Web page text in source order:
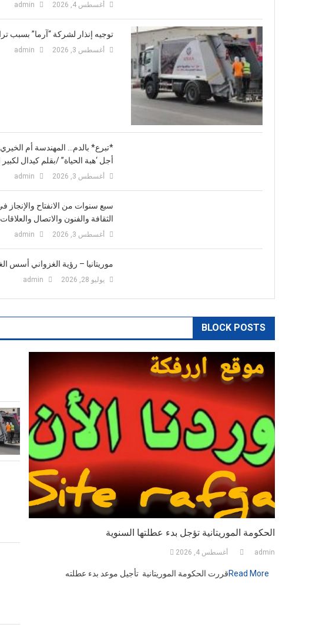
أغسطس 4, 2026 admin
توجيه إنذار لشركة “آرما” بسبب
أغسطس 3, 2026 admin
*تبرع* بالدم… المهندسة أم
أجل ‘هبة الحياة” /بقلم كيدال لكبير
أغسطس 3, 2026 admin
سبع سنوات من الانفتاح
الثقافة والفنون والاتصال
أغسطس 3, 2026 admin
موريتانيا – رؤية الغزواني أسس
يوليو 28, 2026 admin
BLOCK POSTS
الحكومة الموريتانية تؤجل بدء عطلتها السنوية
أغسطس 4, 2026 admin
قررت الحكومة الموريتانية تأجيل موعد بدء عطلتهRead More